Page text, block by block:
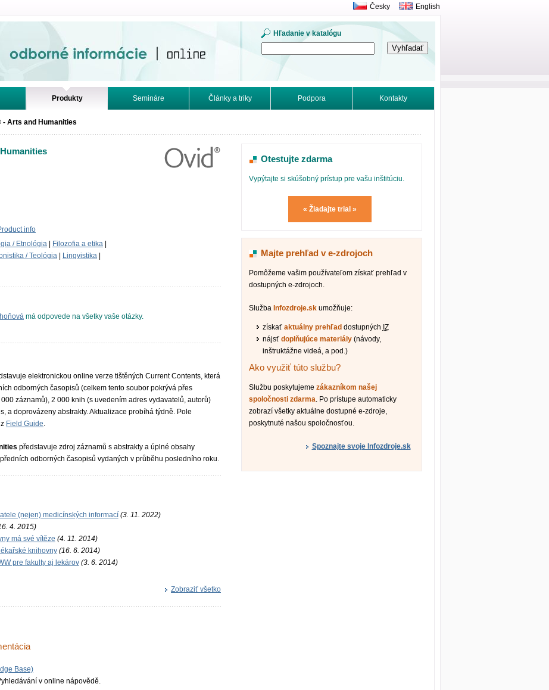
informácie. Online.
Hľadanie v katalógu
Česky English
Produkty Semináre Články a triky Podpora Kontakty
Arts and Humanities
info
/ Etnológia Filozofia a etika
/ Teológia Lingvistika
má odpovede na všetky vaše otázky.
elektronickou online verze tištěných Current Contents, která
odborných časopisů (celkem tento soubor pokrývá přes
záznamů), 2 000 knih (s uvedením adres vydavatelů, autorů)
a doprovázeny abstrakty. Aktualizace probíhá týdně. Pole
Field Guide.
představuje zdroj záznamů s abstrakty a úplné obsahy
odborných časopisů vydaných v průběhu posledního roku.
(nejen) medicínských informací (3. 11. 2022)
4. 2015)
má své vítěze (4. 11. 2014)
knihovny (16. 6. 2014)
pre fakulty aj lekárov (3. 6. 2014)
Zobraziť všetko
Base)
v online nápovědě.
Otestujte zdarma
Vypýtajte si skúšobný prístup pre vašu inštitúciu.
« Žiadajte trial »
Majte prehľad v e-zdrojoch
Pomôžeme vašim používateľom získať prehľad v
dostupných e-zdrojoch.
Služba Infozdroje.sk umožňuje:
získať aktuálny prehľad dostupných IZ
nájsť doplňujúce materiály(návody,
inštruktážne videá, a pod.)
Ako využiť túto službu?
Službu poskytujemezákazníkom našej
spoločnosti zdarma. Po prístupe automaticky
zobrazí všetky aktuálne dostupné e-zdroje,
poskytnuté našou spoločnosťou.
Spoznajte svoje Infozdroje.sk